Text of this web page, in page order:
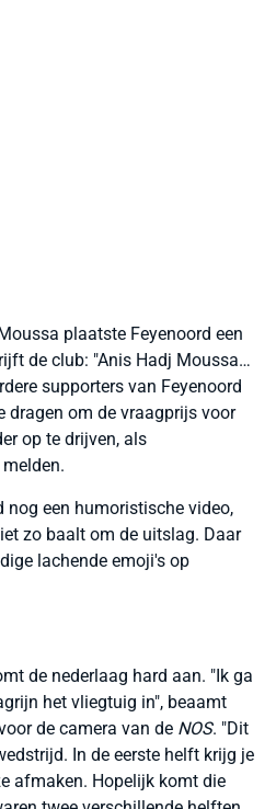
plaatste Feyenoord een
de club: "Anis Hadj Moussa…
supporters van Feyenoord
dragen om de vraagprijs voor
op te drijven, als
nog een humoristische video,
zo baalt om de uitslag. Daar
lachende emoji's op
de nederlaag hard aan. "Ik ga
het vliegtuig in", beaamt
de camera van de NOS. "Dit
In de eerste helft krijg je
afmaken. Hopelijk komt die